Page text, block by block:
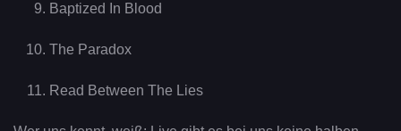
Baptized In Blood
The Paradox
Read Between The Lies